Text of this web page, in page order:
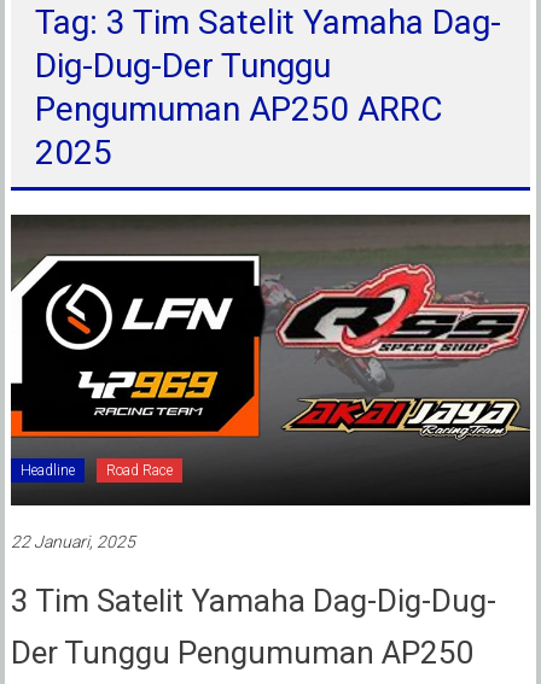
Tag: 3 Tim Satelit Yamaha Dag-
Dig-Dug-Der Tunggu
Pengumuman AP250 ARRC
2025
Headline Road Race
22 Januari, 2025
3 Tim Satelit Yamaha Dag-Dig-Dug-
Der Tunggu Pengumuman AP250